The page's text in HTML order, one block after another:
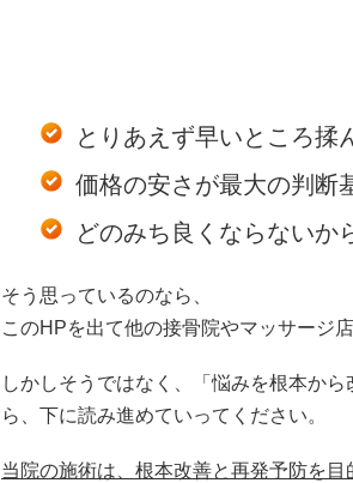
とりあえず早いところ揉
価格の安さが最大の判断
どのみち良くならないか
そう思っているのなら、
このHPを出て他の接骨院やマッサージ
しかしそうではなく、「悩みを根本か
ら、下に読み進めていってください。
当院の施術は、根本改善と再発予防を目